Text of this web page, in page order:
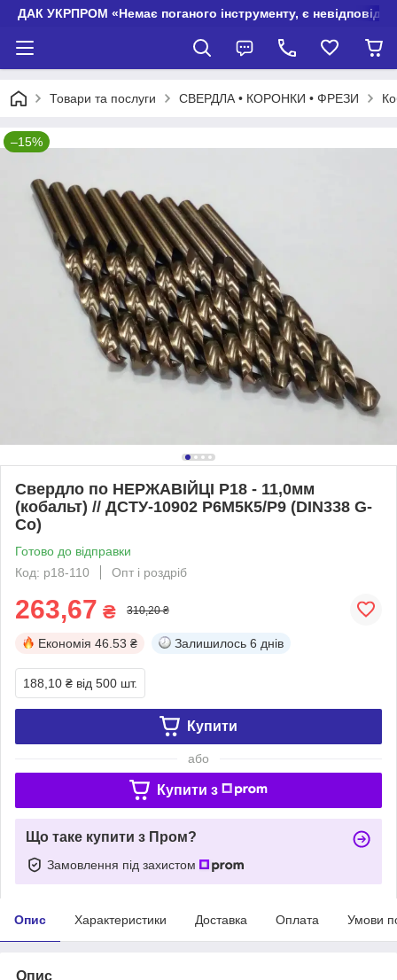
ДАК УКРПРОМ «Немає поганого інструменту, є невідповідно
Товари та послуги СВЕРДЛА • КОРОНКИ • ФРЕЗИ
–15%
Свердло по НЕРЖАВІЙЦІ Р18 - 11,0мм
(кобальт) // ДСТУ-10902 Р6М5К5/Р9 (DIN338 G-
Co)
Готово до відправки
Код: р18-110
Опт і роздріб
263,67 ₴ 310,20 ₴
Економія 46.53 ₴ Залишилось 6 днів
188,10 ₴ від 500 шт.
Купити
або
Купити з
Що таке купити з Пром?
Замовлення під захистом
Опис Характеристики Доставка Оплата Умови
Опис